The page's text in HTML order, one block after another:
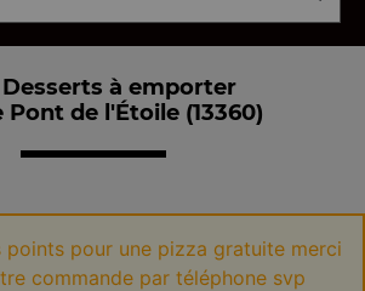
à emporter
Pont de l'Étoile (13360)
points pour une pizza gratuite merci
commande par téléphone svp